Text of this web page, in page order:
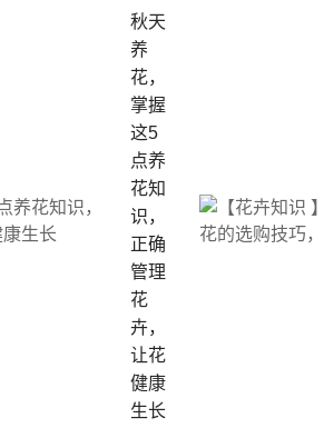
秋天
养
花，
掌握
这5
点养
花知
识，
正确
管理
花
卉，
让花
健康
生长